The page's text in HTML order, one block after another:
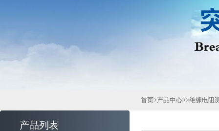
产品列表
首页>产品中心>>绝缘电阻